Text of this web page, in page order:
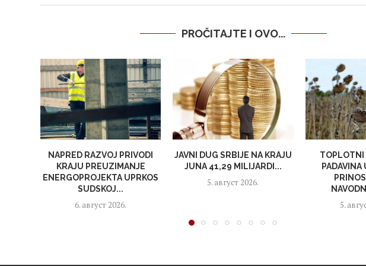
PROČITAJTE I OVO...
NAPRED RAZVOJ PRIVODI
KRAJU PREUZIMANJE
ENERGOPROJEKTA UPRKOS
SUDSKOJ...
6. август 2026.
JAVNI DUG SRBIJE NA KRAJU
JUNA 41,29 MILIJARDI...
5. август 2026.
TOPLOTNI
PADAVINA
5.